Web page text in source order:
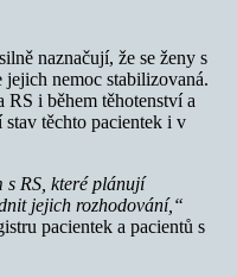
naznačují, že se ženy s
nemoc stabilizovaná.
i během těhotenství a
těchto pacientek i v
s RS, které plánují
jejich rozhodování,“
pacientek a pacientů s